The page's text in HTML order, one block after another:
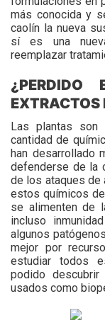
más conocida y
caolín la nueva
sí es una
reemplazar
EXTRACTOS
Las plantas son
cantidad de
han desarrollado
defenderse de la
de los ataques de
estos químicos
se alimenten de
incluso
algunos
mejor por
estudiar todos
podido
usados como